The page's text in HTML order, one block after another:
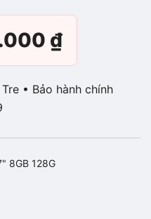
₫.
₫Giá
hiện
là:
• Bảo hành chính
8GB 128G